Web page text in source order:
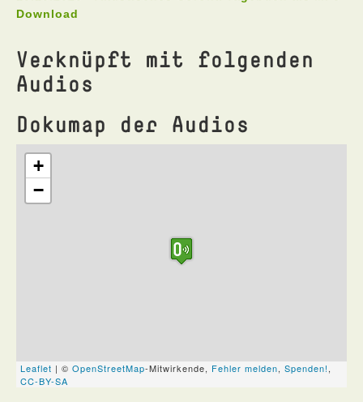
Download
Verknüpft mit folgenden
Audios
Dokumap der Audios